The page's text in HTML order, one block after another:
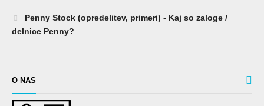
Penny Stock (opredelitev, primeri) - Kaj so zaloge /
delnice Penny?
O NAS